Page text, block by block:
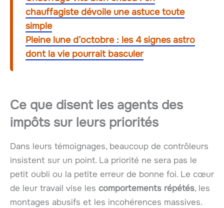
chauffagiste dévoile une astuce toute
simple
Pleine lune d’octobre : les 4 signes astro
dont la vie pourrait basculer
Ce que disent les agents des
impôts sur leurs priorités
Dans leurs témoignages, beaucoup de contrôleurs
insistent sur un point. La priorité ne sera pas le
petit oubli ou la petite erreur de bonne foi. Le cœur
de leur travail vise les comportements répétés, les
montages abusifs et les incohérences massives.